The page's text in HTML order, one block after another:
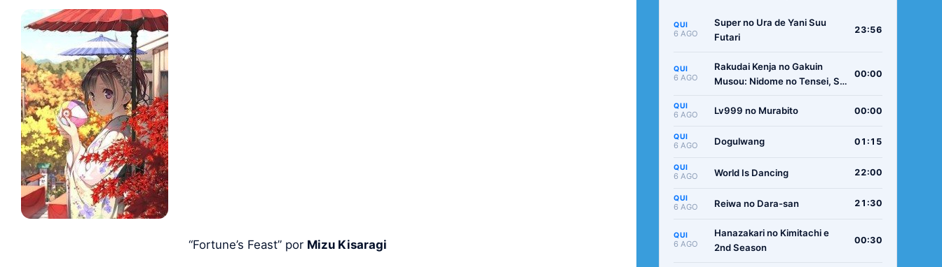
“Fortune’s Feast” por Mizu Kisaragi
QUI
6 AGO
Super no Ura de Yani Suu
Futari
23:56
QUI
6 AGO
Rakudai Kenja no Gakuin
Musou: Nidome no Tensei, S-
Boukenroku
00:00
QUI
6 AGO Lv999 no Murabito 00:00
QUI
6 AGO Dogulwang 01:15
QUI
6 AGO World Is Dancing 22:00
QUI
6 AGO Reiwa no Dara-san 21:30
QUI
6 AGO
Hanazakari no Kimitachi e
2nd Season
00:30